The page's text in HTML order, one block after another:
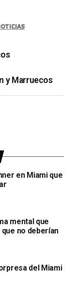
y Marruecos
en Miami que
mental que
no deberían
del Miami